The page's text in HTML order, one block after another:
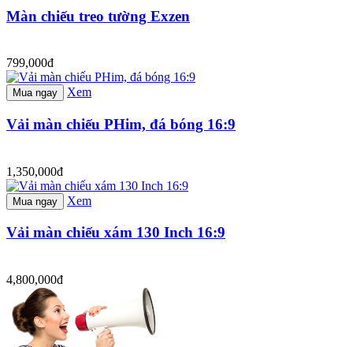
Màn chiếu treo tường Exzen
799,000đ
Mua ngay Xem
Vải màn chiếu PHim, đá bóng 16:9
1,350,000đ
Mua ngay Xem
Vải màn chiếu xám 130 Inch 16:9
4,800,000đ